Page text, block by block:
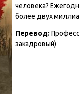
человека?
более двух
Перевод:
закадровый)